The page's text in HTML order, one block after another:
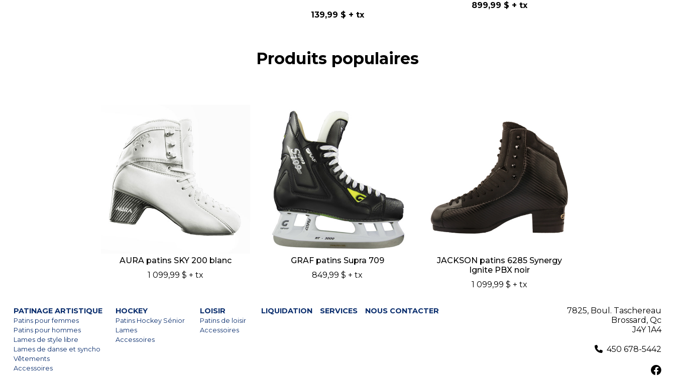
139,99 $ + tx
899,99 $ + tx
Produits populaires
AURA patins SKY 200 blanc
1 099,99 $ + tx
GRAF patins Supra 709
849,99 $ + tx
JACKSON patins 6285 Synergy
Ignite PBX noir
1 099,99 $ + tx
PATINAGE ARTISTIQUE
Patins pour femmes
Patins pour hommes
Lames de style libre
Lames de danse et syncho
Vêtements
Accessoires
HOCKEY
Patins Hockey Sénior
Lames
Accessoires
LOISIR
Patins de loisir
Accessoires
LIQUIDATION SERVICES NOUS CONTACTER
7825, Boul. Taschereau
Brossard, Qc
J4Y 1A4
450 678-5442